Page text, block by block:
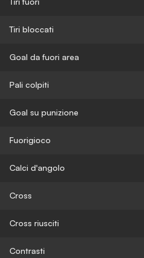
Tiri bloccati
Goal da fuori area
Pali colpiti
Goal su punizione
Fuorigioco
Calci d'angolo
Cross
Cross riusciti
Contrasti